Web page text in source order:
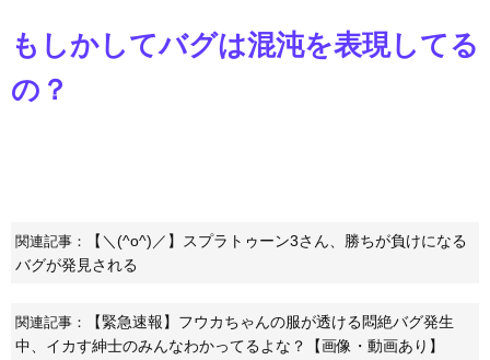
もしかしてバグは混沌を表現してる
の？
関連記事：
【＼(^o^)／】スプラトゥーン3さん、勝ちが負けになる
バグが発見される
関連記事：
【緊急速報】フウカちゃんの服が透ける悶絶バグ発生
中、イカす紳士のみんなわかってるよな？【画像・動画あり】